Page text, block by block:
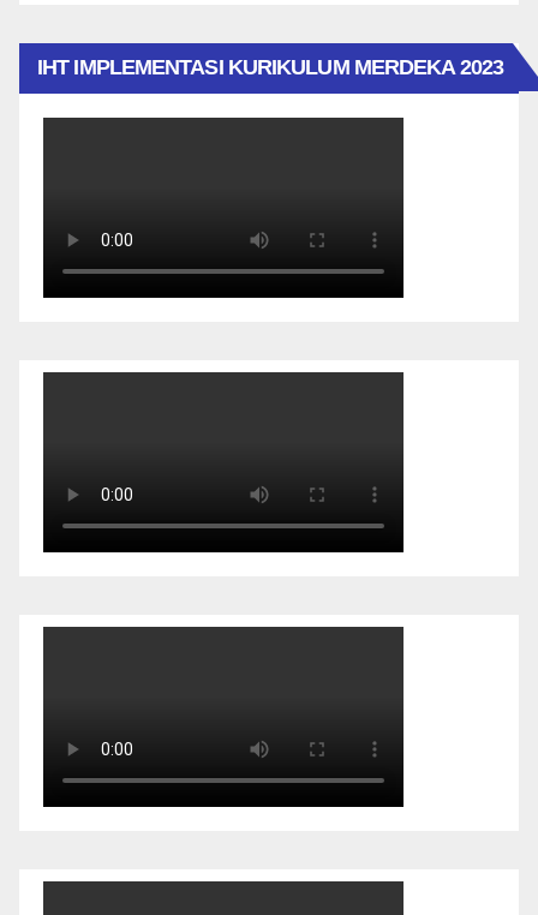
IHT IMPLEMENTASI KURIKULUM MERDEKA 2023